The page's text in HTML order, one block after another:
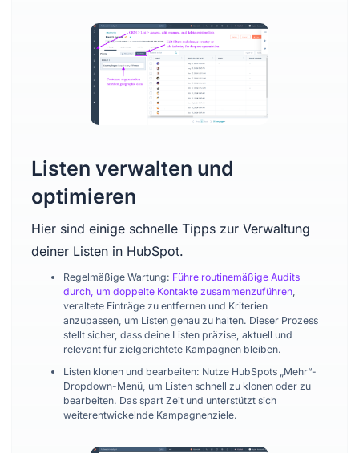
Listen verwalten und
optimieren
Hier sind einige schnelle Tipps zur Verwaltung
deiner Listen in HubSpot.
Regelmäßige Wartung: Führe routinemäßige Audits
durch, um doppelte Kontakte zusammenzuführen,
veraltete Einträge zu entfernen und Kriterien
anzupassen, um Listen genau zu halten. Dieser Prozess
stellt sicher, dass deine Listen präzise, aktuell und
relevant für zielgerichtete Kampagnen bleiben.
Listen klonen und bearbeiten: Nutze HubSpots „Mehr“-
Dropdown-Menü, um Listen schnell zu klonen oder zu
bearbeiten. Das spart Zeit und unterstützt sich
weiterentwickelnde Kampagnenziele.